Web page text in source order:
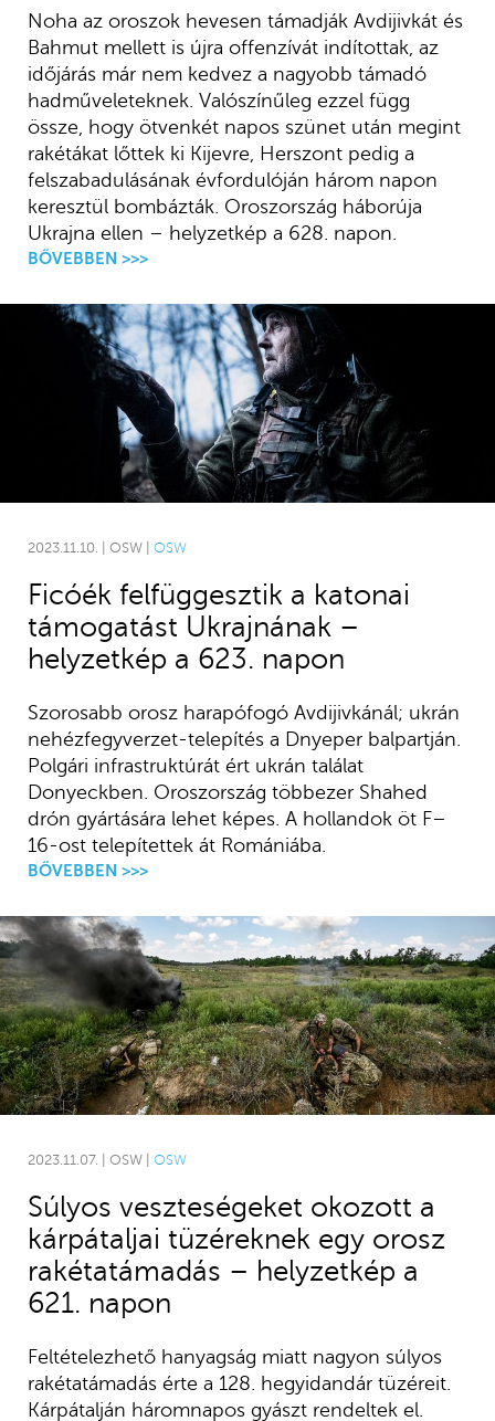
Noha az oroszok hevesen támadják Avdijivkát és
Bahmut mellett is újra offenzívát indítottak, az
időjárás már nem kedvez a nagyobb támadó
hadműveleteknek. Valószínűleg ezzel függ
össze, hogy ötvenkét napos szünet után megint
rakétákat lőttek ki Kijevre, Herszont pedig a
felszabadulásának évfordulóján három napon
keresztül bombázták. Oroszország háborúja
Ukrajna ellen – helyzetkép a 628. napon.
BŐVEBBEN >>>
2023.11.10. | OSW | OSW
Ficóék felfüggesztik a katonai
támogatást Ukrajnának –
helyzetkép a 623. napon
Szorosabb orosz harapófogó Avdijivkánál; ukrán
nehézfegyverzet-telepítés a Dnyeper balpartján.
Polgári infrastruktúrát ért ukrán találat
Donyeckben. Oroszország többezer Shahed
drón gyártására lehet képes. A hollandok öt F–
16-ost telepítettek át Romániába.
BŐVEBBEN >>>
2023.11.07. | OSW | OSW
Súlyos veszteségeket okozott a
kárpátaljai tüzéreknek egy orosz
rakétatámadás – helyzetkép a
621. napon
Feltételezhető hanyagság miatt nagyon súlyos
rakétatámadás érte a 128. hegyidandár tüzéreit.
Kárpátalján háromnapos gyászt rendeltek el.